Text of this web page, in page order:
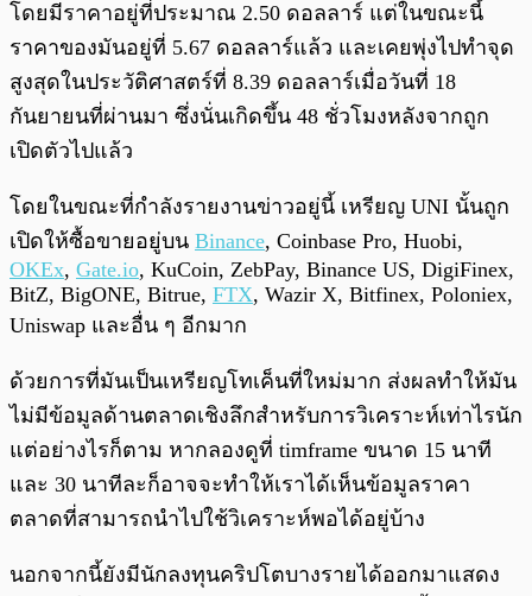
โดยมีราคาอยู่ที่ประมาณ 2.50 ดอลลาร์ แต่ในขณะนี้
ราคาของมันอยู่ที่ 5.67 ดอลลาร์แล้ว และเคยพุ่งไปทำจุด
สูงสุดในประวัติศาสตร์ที่ 8.39 ดอลลาร์เมื่อวันที่ 18
กันยายนที่ผ่านมา ซึ่งนั่นเกิดขึ้น 48 ชั่วโมงหลังจากถูก
เปิดตัวไปแล้ว
โดยในขณะที่กำลังรายงานข่าวอยู่นี้ เหรียญ UNI นั้นถูก
เปิดให้ซื้อขายอยู่บน Binance, Coinbase Pro, Huobi,
OKEx, Gate.io, KuCoin, ZebPay, Binance US, DigiFinex,
BitZ, BigONE, Bitrue, FTX, Wazir X, Bitfinex, Poloniex,
Uniswap และอื่น ๆ อีกมาก
ด้วยการที่มันเป็นเหรียญโทเค็นที่ใหม่มาก ส่งผลทำให้มัน
ไม่มีข้อมูลด้านตลาดเชิงลึกสำหรับการวิเคราะห์เท่าไรนัก
แต่อย่างไรก็ตาม หากลองดูที่ timframe ขนาด 15 นาที
และ 30 นาทีละก็อาจจะทำให้เราได้เห็นข้อมูลราคา
ตลาดที่สามารถนำไปใช้วิเคราะห์พอได้อยู่บ้าง
นอกจากนี้ยังมีนักลงทุนคริปโตบางรายได้ออกมาแสดง